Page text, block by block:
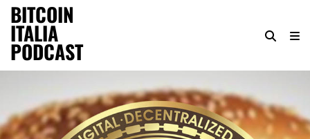
BITCOIN
ITALIA
PODCAST